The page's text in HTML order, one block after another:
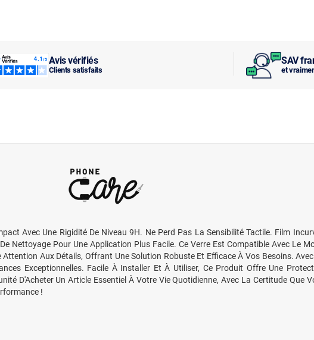
Avis vérifiés
Clients satisfaits
SAV
et
Avec Une Rigidité De Niveau 9H. Ne Perd Pas La Sensibilité Tactile. Film
Nettoyage Pour Une Application Plus Facile. Ce Verre Est Compatible Avec Le
Aux Détails, Offrant Une Solution Robuste Et Efficace À Vos Besoins.
Exceptionnelles. Facile À Installer Et À Utiliser, Ce Produit Offre Une
D'Acheter Un Article Essentiel À Votre Vie Quotidienne, Avec La Certitude Que
!